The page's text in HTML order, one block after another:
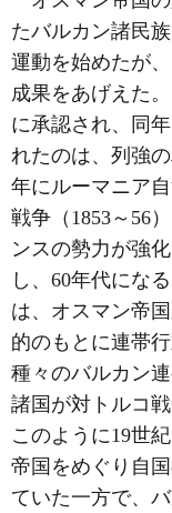
たバルカン諸民
運動を始めたが
成果をあげえた
に承認され、同
れたのは、列強
年にルーマニア
戦争（1853～56
ンスの勢力が強
し、60年代にな
は、オスマン帝
的のもとに連帯
種々のバルカン
諸国が対トルコ
このように19世
帝国をめぐり自
ていた一方で、